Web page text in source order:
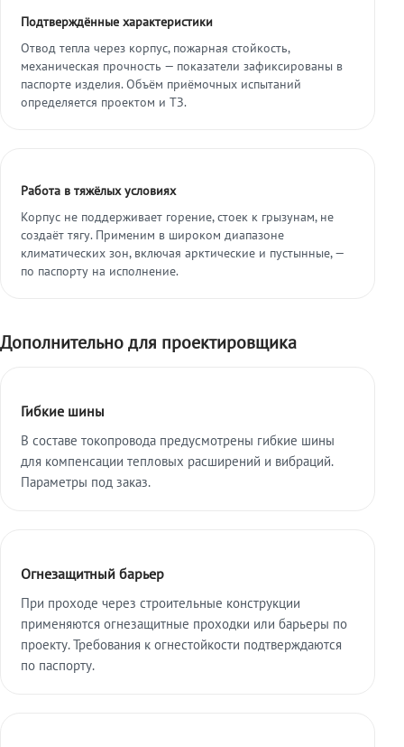
Подтверждённые характеристики
Отвод тепла через корпус, пожарная стойкость,
механическая прочность — показатели зафиксированы в
паспорте изделия. Объём приёмочных испытаний
определяется проектом и ТЗ.
Работа в тяжёлых условиях
Корпус не поддерживает горение, стоек к грызунам, не
создаёт тягу. Применим в широком диапазоне
климатических зон, включая арктические и пустынные, —
по паспорту на исполнение.
Дополнительно для проектировщика
Гибкие шины
В составе токопровода предусмотрены гибкие шины
для компенсации тепловых расширений и вибраций.
Параметры под заказ.
Огнезащитный барьер
При проходе через строительные конструкции
применяются огнезащитные проходки или барьеры по
проекту. Требования к огнестойкости подтверждаются
по паспорту.